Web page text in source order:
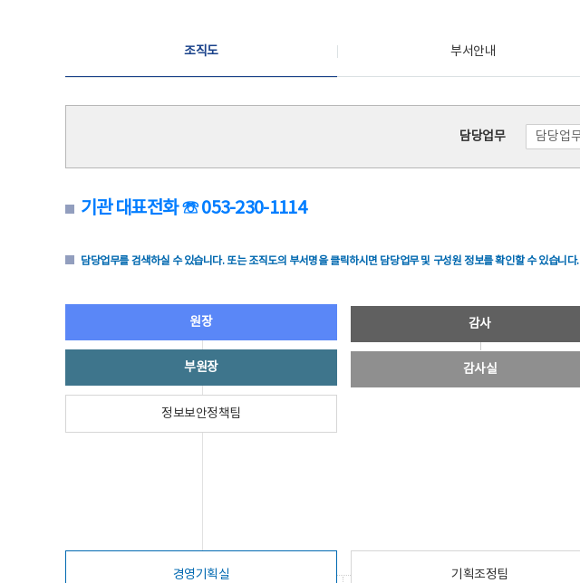
조직도 부서안내
담당업무
기관 대표전화 ☏ 053-230-1114
담당업무를 검색하실 수 있습니다. 또는 조직도의 부서명을 클릭하시면 담당업무 및 구성원 정보를 확인할 수 있습니다.
원장
부원장
정보보안정책팀
감사
감사실
경영기획실 기획조정팀